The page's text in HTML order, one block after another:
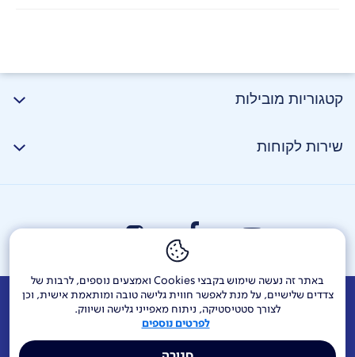
באתר זה נעשה שימוש בקבצי Cookies ואמצעים נוספים, לרבות של
צדדים שלישיים, על מנת לאפשר חווית גלישה טובה ומותאמת אישית, וכן
לצורך סטטיסטיקה, ניתוח מאפייני גלישה ושיווק.
לפרטים נוספים
קטגוריות מובילות
שירות לקוחות
אודות דרושים צור קשר Investor Relations
הודעות חברה
מוקדי שירות ופניות ציבור
144 בזק בינלאומי